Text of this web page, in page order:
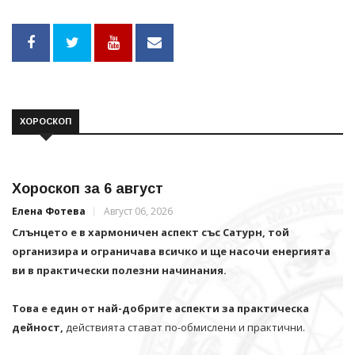
ХОРОСКОП
Хороскоп за 6 август
Елена Фотева Август 06, 2026
Слънцето е в хармоничен аспект със Сатурн, той
организира и ограничава всичко и щe насочи енергията
ви в практически полезни начинания.
Това е един от най-добрите аспекти за практическа
дейност, действията стават по-обмислени и практични.